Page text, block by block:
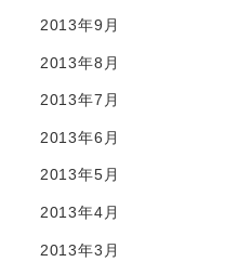
2013年9月
2013年8月
2013年7月
2013年6月
2013年5月
2013年4月
2013年3月